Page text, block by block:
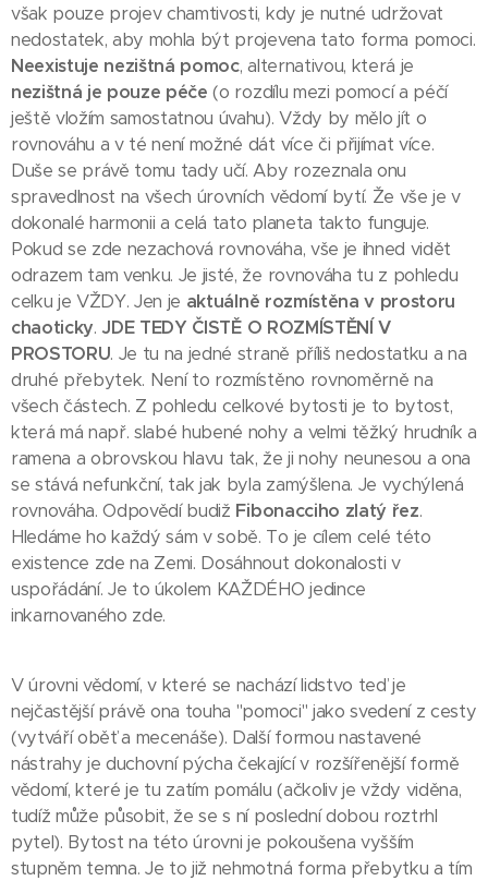
však pouze projev chamtivosti, kdy je nutné udržovat
nedostatek, aby mohla být projevena tato forma pomoci.
Neexistuje nezištná pomoc, alternativou, která je
nezištná je pouze péče (o rozdílu mezi pomocí a péčí
ještě vložím samostatnou úvahu). Vždy by mělo jít o
rovnováhu a v té není možné dát více či přijímat více.
Duše se právě tomu tady učí. Aby rozeznala onu
spravedlnost na všech úrovních vědomí bytí. Že vše je v
dokonalé harmonii a celá tato planeta takto funguje.
Pokud se zde nezachová rovnováha, vše je ihned vidět
odrazem tam venku. Je jisté, že rovnováha tu z pohledu
celku je VŽDY. Jen je aktuálně rozmístěna v prostoru
chaoticky. JDE TEDY ČISTĚ O ROZMÍSTĚNÍ V
PROSTORU. Je tu na jedné straně příliš nedostatku a na
druhé přebytek. Není to rozmístěno rovnoměrně na
všech částech. Z pohledu celkové bytosti je to bytost,
která má např. slabé hubené nohy a velmi těžký hrudník a
ramena a obrovskou hlavu tak, že ji nohy neunesou a ona
se stává nefunkční, tak jak byla zamýšlena. Je vychýlená
rovnováha. Odpovědí budiž Fibonacciho zlatý řez.
Hledáme ho každý sám v sobě. To je cílem celé této
existence zde na Zemi. Dosáhnout dokonalosti v
uspořádání. Je to úkolem KAŽDÉHO jedince
inkarnovaného zde.
V úrovni vědomí, v které se nachází lidstvo teď je
nejčastější právě ona touha "pomoci" jako svedení z cesty
(vytváří oběť a mecenáše). Další formou nastavené
nástrahy je duchovní pýcha čekající v rozšířenější formě
vědomí, které je tu zatím pomálu (ačkoliv je vždy viděna,
tudíž může působit, že se s ní poslední dobou roztrhl
pytel). Bytost na této úrovni je pokoušena vyšším
stupněm temna. Je to již nehmotná forma přebytku a tím